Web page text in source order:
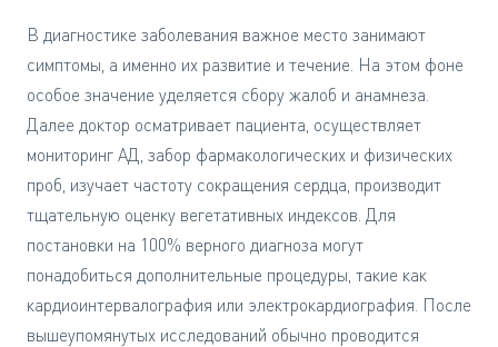
В диагностике заболевания важное место занимают
симптомы, а именно их развитие и течение. На этом фоне
особое значение уделяется сбору жалоб и анамнеза.
Далее доктор осматривает пациента, осуществляет
мониторинг АД, забор фармакологических и физических
проб, изучает частоту сокращения сердца, производит
тщательную оценку вегетативных индексов. Для
постановки на 100% верного диагноза могут
понадобиться дополнительные процедуры, такие как
кардиоинтервалография или электрокардиография. После
вышеупомянутых исследований обычно проводится